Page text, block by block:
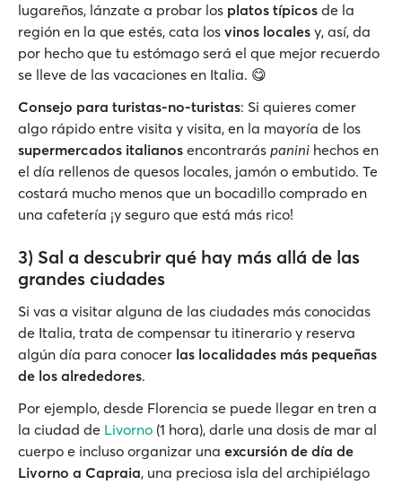
lugareños, lánzate a probar los platos típicos de la
región en la que estés, cata los vinos locales y, así, da
por hecho que tu estómago será el que mejor recuerdo
se lleve de las vacaciones en Italia. 😋
Consejo para turistas-no-turistas: Si quieres comer
algo rápido entre visita y visita, en la mayoría de los
supermercados italianos encontrarás panini hechos en
el día rellenos de quesos locales, jamón o embutido. Te
costará mucho menos que un bocadillo comprado en
una cafetería ¡y seguro que está más rico!
3) Sal a descubrir qué hay más allá de las
grandes ciudades
Si vas a visitar alguna de las ciudades más conocidas
de Italia, trata de compensar tu itinerario y reserva
algún día para conocer las localidades más pequeñas
de los alrededores.
Por ejemplo, desde Florencia se puede llegar en tren a
la ciudad de Livorno (1 hora), darle una dosis de mar al
cuerpo e incluso organizar una excursión de día de
Livorno a Capraia, una preciosa isla del archipiélago